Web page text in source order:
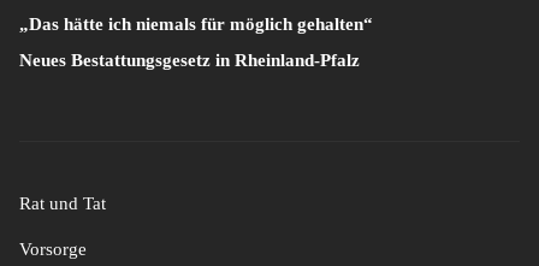
„Das hätte ich niemals für möglich gehalten“
Neues Bestattungsgesetz in Rheinland-Pfalz
Rat und Tat
Vorsorge